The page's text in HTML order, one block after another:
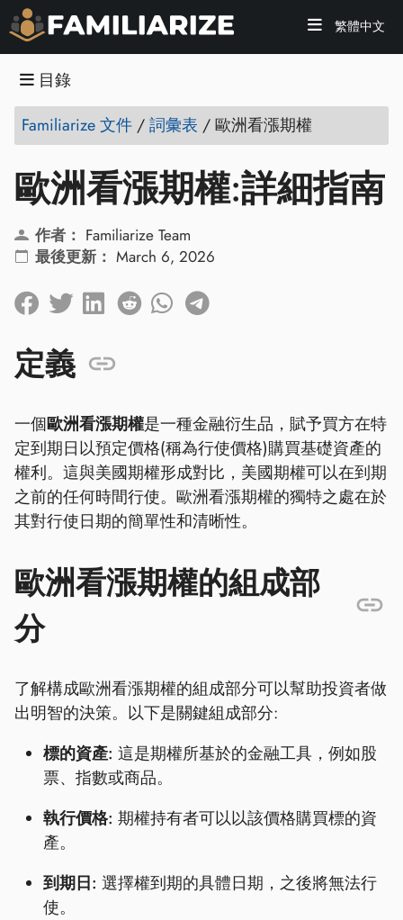
繁體中文
目錄
Familiarize 文件 /詞彙表 /歐洲看漲期權
歐洲看漲期權:詳細指南
作者： Familiarize Team
最後更新： March 6, 2026
定義
一個歐洲看漲期權是一種金融衍生品，賦予買方在特
定到期日以預定價格(稱為行使價格)購買基礎資產的
權利。這與美國期權形成對比，美國期權可以在到期
之前的任何時間行使。歐洲看漲期權的獨特之處在於
其對行使日期的簡單性和清晰性。
歐洲看漲期權的組成部
分
了解構成歐洲看漲期權的組成部分可以幫助投資者做
出明智的決策。以下是關鍵組成部分:
標的資產: 這是期權所基於的金融工具，例如股
票、指數或商品。
執行價格: 期權持有者可以以該價格購買標的資
產。
到期日: 選擇權到期的具體日期，之後將無法行
使。